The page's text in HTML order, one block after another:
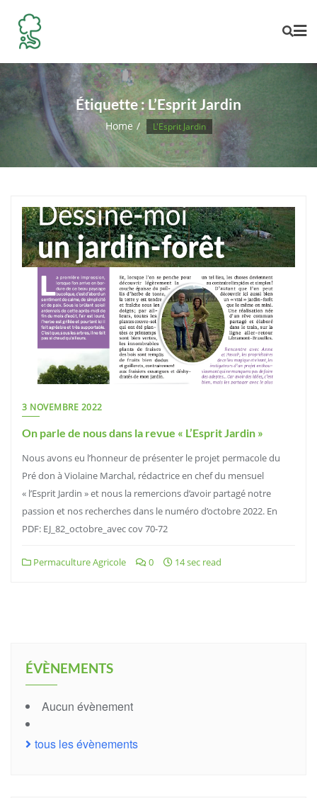
content
Étiquette :L’Esprit Jardin
Home L'Esprit Jardin
3 NOVEMBRE 2022
On parle de nous dans la revue « L’Esprit Jardin »
Nous avons eu l’honneur de présenter le projet permacole du
Pré don à Violaine Marchal, rédactrice en chef du mensuel
« l’Esprit Jardin » et nous la remercions d’avoir partagé notre
passion et nos recherches dans le numéro d’octobre 2022. En
PDF: EJ_82_octobre_avec cov 70-72
Permaculture Agricole 0 14 sec read
ÉVÈNEMENTS
Aucun évènement
tous les évènements